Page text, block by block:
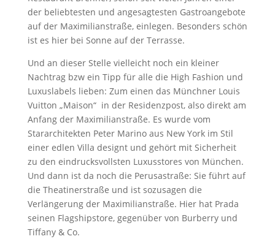
der beliebtesten und angesagtesten Gastroangebote
auf der Maximilianstraße, einlegen. Besonders schön
ist es hier bei Sonne auf der Terrasse.
Und an dieser Stelle vielleicht noch ein kleiner
Nachtrag bzw ein Tipp für alle die High Fashion und
Luxuslabels lieben: Zum einen das Münchner Louis
Vuitton „Maison“ in der Residenzpost, also direkt am
Anfang der Maximilianstraße. Es wurde vom
Stararchitekten Peter Marino aus New York im Stil
einer edlen Villa designt und gehört mit Sicherheit
zu den eindrucksvollsten Luxusstores von München.
Und dann ist da noch die Perusastraße: Sie führt auf
die Theatinerstraße und ist sozusagen die
Verlängerung der Maximilianstraße. Hier hat Prada
seinen Flagshipstore, gegenüber von Burberry und
Tiffany & Co.